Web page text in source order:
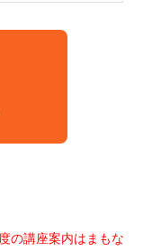
の講座案内はまもな